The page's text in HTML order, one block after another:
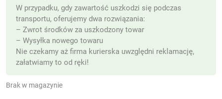
Brak w magazynie
W przypadku, gdy zawartość uszkodzi się podczas
transportu, oferujemy dwa rozwiązania:
– Zwrot środków za uszkodzony towar
– Wysyłka nowego towaru
Nie czekamy aż firma kurierska uwzględni reklamację,
załatwiamy to od ręki!